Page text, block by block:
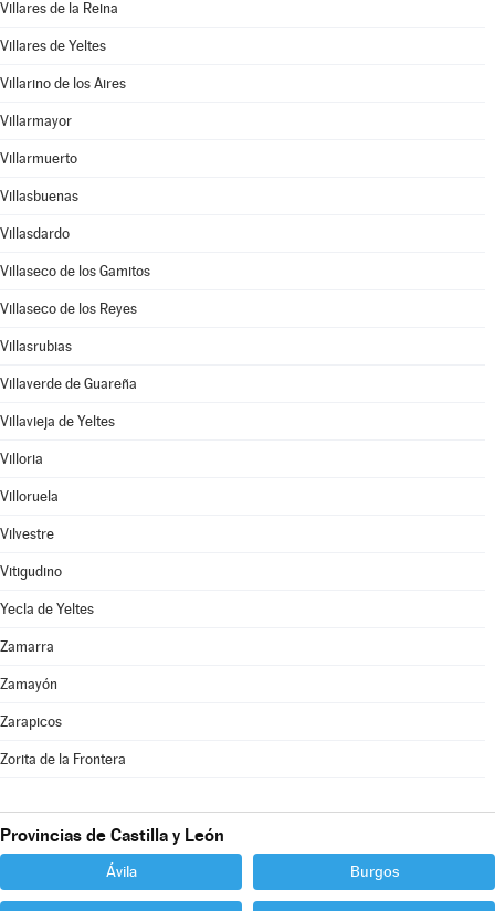
Villares de la Reina
Villares de Yeltes
Villarino de los Aires
Villarmayor
Villarmuerto
Villasbuenas
Villasdardo
Villaseco de los Gamitos
Villaseco de los Reyes
Villasrubias
Villaverde de Guareña
Villavieja de Yeltes
Villoria
Villoruela
Vilvestre
Vitigudino
Yecla de Yeltes
Zamarra
Zamayón
Zarapicos
Zorita de la Frontera
Provincias de Castilla y León
Ávila Burgos